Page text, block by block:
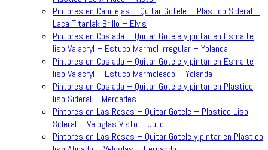
Pintores en Canillejas – Quitar Gotele – Plastico Sideral –
Laca Titanlak Brillo – Elvis
Pintores en Coslada – Quitar Gotele y pintar en Esmalte
liso Valacryl – Estuco Marmol Irregular – Yolanda
Pintores en Coslada – Quitar Gotele y pintar en Esmalte
liso Valacryl – Estuco Marmoleado – Yolanda
Pintores en Coslada – Quitar Gotele y pintar en Plastico
liso Sideral – Mercedes
Pintores en Las Rosas – Quitar Gotele – Plastico Liso
Sideral – Veloglas Visto – Julio
Pintores en Las Rosas – Quitar Gotele y pintar en Plastico